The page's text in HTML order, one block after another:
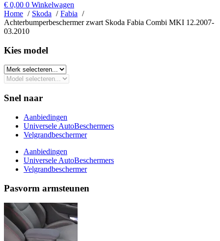
€ 0,00 0 Winkelwagen
Home
Skoda
Fabia
Achterbumperbeschermer zwart Skoda Fabia Combi MKI 12.2007-
03.2010
Kies model​
Snel naar
Aanbiedingen
Universele AutoBeschermers
Velgrandbeschermer
Aanbiedingen
Universele AutoBeschermers
Velgrandbeschermer
Pasvorm armsteunen